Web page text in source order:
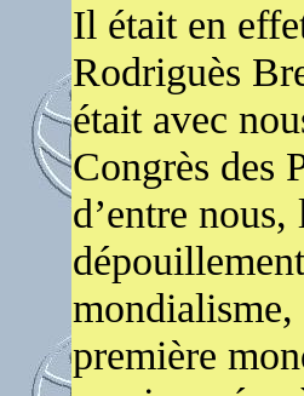
Il était en
Rodriguès
était avec
Congrès des
d’entre
première